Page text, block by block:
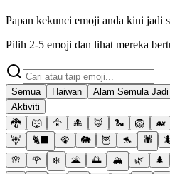
Papan kekunci emoji anda kini jadi
Pilih 2-5 emoji dan lihat mereka
Semua Haiwan Alam Semula Jadi
Aktiviti
🐉
🐺 🦅 🐙 🦊 🐍 🦁 🐋
🦌
🐈‍⬛ 🦚 🐘 🦉 🐬 🕷️
🌸
🌹 ❄️ 🌋 🌅 🏔️ 🌿 🌲